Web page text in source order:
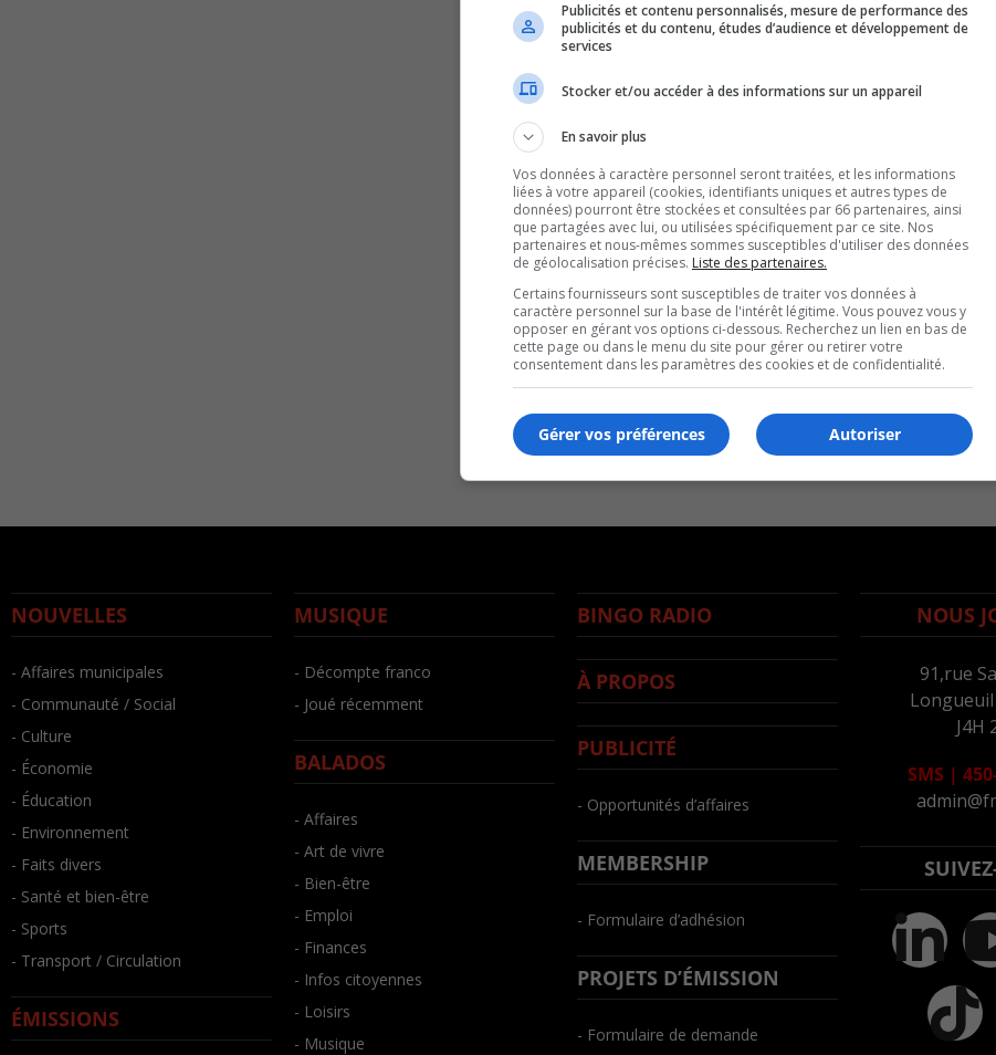
NOUVELLES
- Affaires municipales
- Communauté / Social
- Culture
- Économie
- Éducation
- Environnement
- Faits divers
- Santé et bien-être
- Sports
- Transport / Circulation
ÉMISSIONS
MUSIQUE
- Décompte franco
- Joué récemment
BALADOS
- Affaires
- Art de vivre
- Bien-être
- Emploi
- Finances
- Infos citoyennes
- Loisirs
- Musique
BINGO RADIO
À PROPOS
PUBLICITÉ
- Opportunités d’affaires
MEMBERSHIP
- Formulaire d’adhésion
PROJETS D’ÉMISSION
- Formulaire de demande
NOUS
91,rue
Longueuil
J4H
SMS |
Publicités et contenu personnalisés, mesure de performance des
publicités et du contenu, études d’audience et développement de
services
Stocker et/ou accéder à des informations sur un appareil
En savoir plus
Vos données à caractère personnel seront traitées, et les informations
liées à votre appareil (cookies, identifiants uniques et autres types de
données) pourront être stockées et consultées par 66 partenaires, ainsi
que partagées avec lui, ou utilisées spécifiquement par ce site. Nos
partenaires et nous-mêmes sommes susceptibles d'utiliser des données
de géolocalisation précises. Liste des partenaires.
Certains fournisseurs sont susceptibles de traiter vos données à
caractère personnel sur la base de l'intérêt légitime. Vous pouvez vous y
opposer en gérant vos options ci-dessous. Recherchez un lien en bas de
cette page ou dans le menu du site pour gérer ou retirer votre
consentement dans les paramètres des cookies et de confidentialité.
Autoriser
Gérer vos préférences